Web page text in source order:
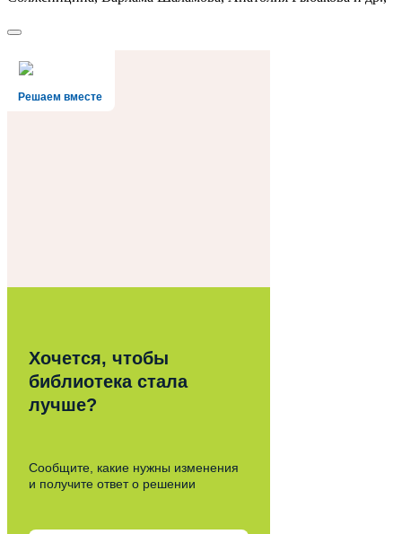
Решаем вместе
Хочется, чтобы
библиотека стала
лучше?
Сообщите, какие нужны изменения
и получите ответ о решении